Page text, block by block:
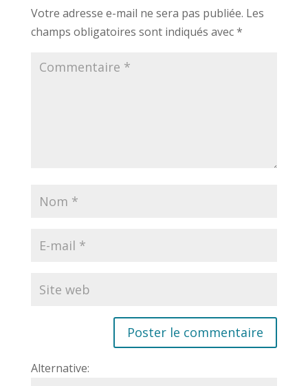
Votre adresse e-mail ne sera pas publiée. Les
champs obligatoires sont indiqués avec*
Alternative: